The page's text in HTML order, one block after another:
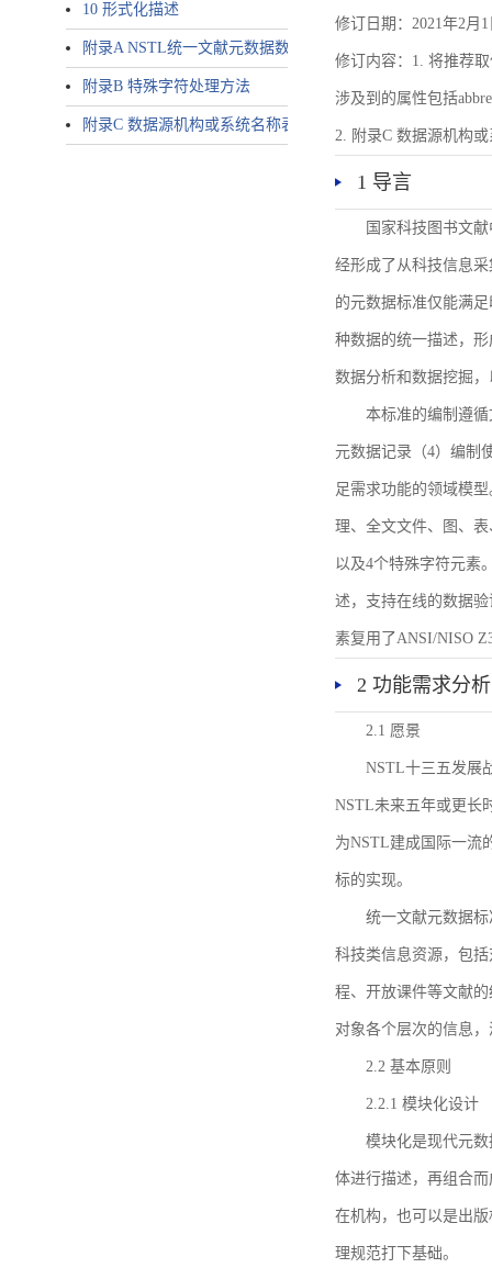
10 形式化描述
附录A NSTL统一文献元数据数据唯一标识符规则
附录B 特殊字符处理方法
附录C 数据源机构或系统名称表
修订日期：2021年2月1
修订内容：1. 将推荐
涉及到的属性包括
2. 附录C 数据源机构或
1 导言
国家科技图书文
经形成了从科技信息
的元数据标准仅能满
种数据的统一描述，
数据分析和数据挖掘
本标准的编制遵
元数据记录（4）编制
足需求功能的领域模
理、全文文件、图、
以及4个特殊字符元素
述，支持在线的数据
素复用了ANSI/NISO
2 功能需求分析
2.1 愿景
NSTL十三五发展
NSTL未来五年或更长
为NSTL建成国际一流
标的实现。
统一文献元数据
科技类信息资源，包
程、开放课件等文献
对象各个层次的信息
2.2 基本原则
2.2.1 模块化设计
模块化是现代元
体进行描述，再组合
在机构，也可以是出
理规范打下基础。